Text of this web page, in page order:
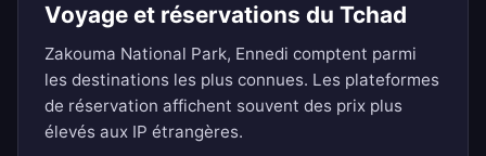
Voyage et réservations du Tchad
Zakouma National Park, Ennedi comptent parmi
les destinations les plus connues. Les plateformes
de réservation affichent souvent des prix plus
élevés aux IP étrangères.